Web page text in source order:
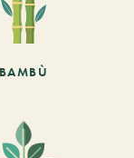
BAMBÙ